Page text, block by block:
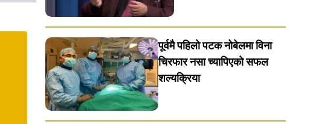
पूर्वमै पहिलो पटक नोबेलमा विना
चिरफार नसा च्यापिएको सफल
शल्यक्रिया